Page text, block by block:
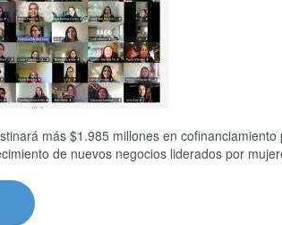
más $1.985 millones en
de nuevos negocios liderados por